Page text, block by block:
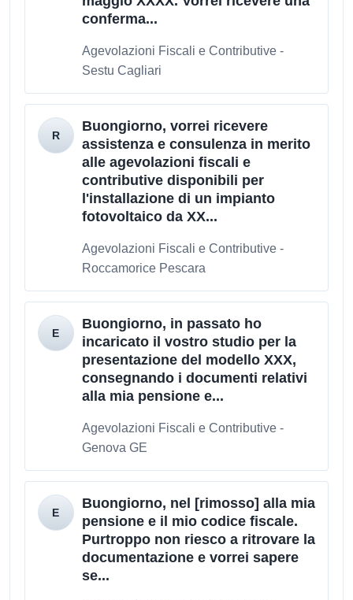
conferma...
Agevolazioni Fiscali e Contributive -
Sestu Cagliari
Buongiorno, vorrei ricevere
assistenza e consulenza in merito
alle agevolazioni fiscali e
contributive disponibili per
l'installazione di un impianto
fotovoltaico da XX...
Agevolazioni Fiscali e Contributive -
Roccamorice Pescara
Buongiorno, in passato ho
incaricato il vostro studio per la
presentazione del modello XXX,
consegnando i documenti relativi
alla mia pensione e...
Agevolazioni Fiscali e Contributive -
Genova GE
Buongiorno, nel [rimosso] alla mia
pensione e il mio codice fiscale.
Purtroppo non riesco a ritrovare la
documentazione e vorrei sapere
se...